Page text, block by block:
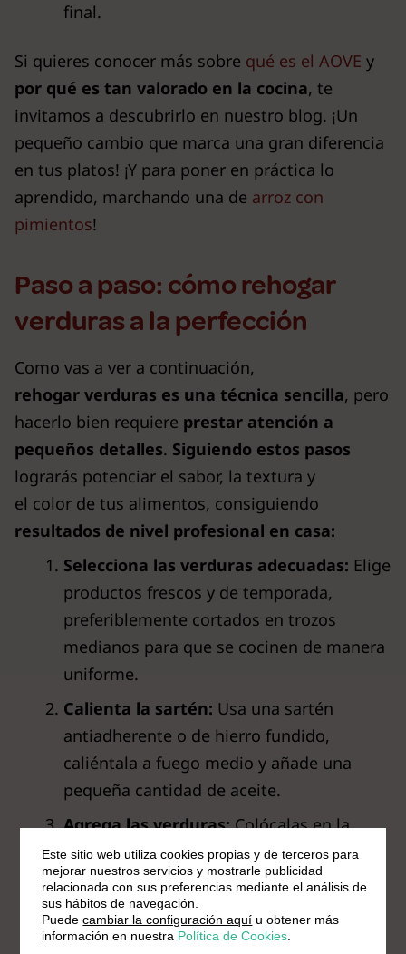
final.
Si quieres conocer más sobre qué es el AOVE y
por qué es tan valorado en la cocina, te
invitamos a descubrirlo en nuestro blog. ¡Un
pequeño cambio que marca una gran diferencia
en tus platos! ¡Y para poner en práctica lo
aprendido, marchando una de arroz con
pimientos!
Paso a paso: cómo rehogar
verduras a la perfección
Como vas a ver a continuación,
rehogar verduras es una técnica sencilla, pero
hacerlo bien requiere prestar atención a
pequeños detalles. Siguiendo estos pasos
lograrás potenciar el sabor, la textura y
el color de tus alimentos, consiguiendo
resultados de nivel profesional en casa:
Selecciona las verduras adecuadas: Elige
productos frescos y de temporada,
preferiblemente cortados en trozos
medianos para que se cocinen de manera
uniforme.
Calienta la sartén: Usa una sartén
antiadherente o de hierro fundido,
caliéntala a fuego medio y añade una
pequeña cantidad de aceite.
Agrega las verduras:Colócalas en la
sartén cuando el aceite esté caliente pero
sin humear. Comienza por las más duras
(zanahorias, cebollas) y luego añade las
más delicadas (calabacín, espinacas).
Este sitio web utiliza cookies propias y de terceros para
mejorar nuestros servicios y mostrarle publicidad
relacionada con sus preferencias mediante el análisis de
sus hábitos de navegación.
Puedecambiar la configuración aquí u obtener más
información en nuestra Política de Cookies